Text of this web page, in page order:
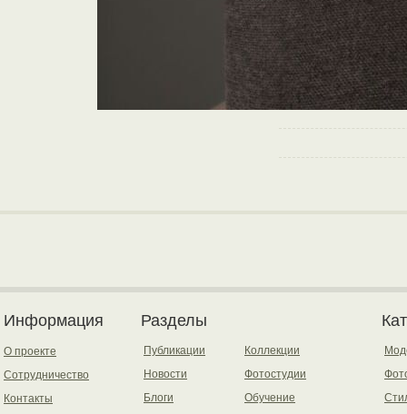
Информация
О проекте
Сотрудничество
Контакты
Разделы
Публикации
Новости
Блоги
Коллекции
Фотостудии
Обучение